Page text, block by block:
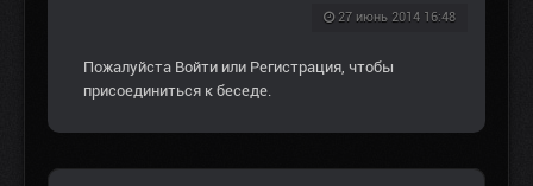
27 июнь 2014 16:48
Пожалуйста Войти или Регистрация, чтобы
присоединиться к беседе.